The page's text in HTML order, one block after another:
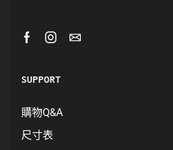
SUPPORT
購物Q&A
尺寸表